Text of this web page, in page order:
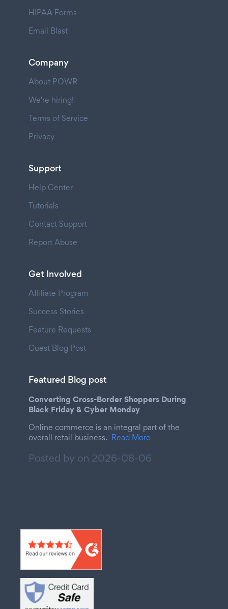
HIPAA Forms
Email Blast
Company
About POWR
We're hiring!
Terms of Service
Privacy
Support
Help Center
Tutorials
Contact Support
Report Abuse
Get Involved
Affiliate Program
Success Stories
Feature Requests
Guest Blog Post
Featured Blog post
Converting Cross-Border Shoppers During
Black Friday & Cyber Monday
Online commerce is an integral part of the
overall retail business. Read More
Posted by on 2026-08-06